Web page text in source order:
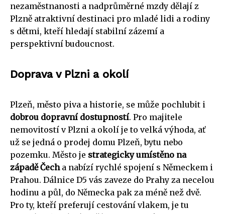
nezaměstnanosti a nadprůměrné mzdy dělají z
Plzně atraktivní destinaci pro mladé lidi a rodiny
s dětmi, kteří hledají stabilní zázemí a
perspektivní budoucnost.
Doprava v Plzni a okolí
Plzeň, město piva a historie, se může pochlubit i
dobrou dopravní dostupností. Pro majitele
nemovitostí v Plzni a okolí je to velká výhoda, ať
už se jedná o prodej domu Plzeň, bytu nebo
pozemku. Město je strategicky umístěno na
západě Čecha nabízí rychlé spojení s Německem i
Prahou. Dálnice D5 vás zaveze do Prahy za necelou
hodinu a půl, do Německa pak za méně než dvě.
Pro ty, kteří preferují cestování vlakem, je tu